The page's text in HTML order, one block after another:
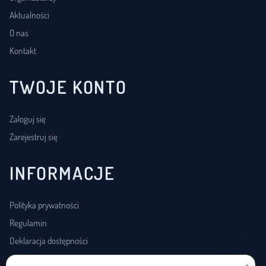
Aktualności
O nas
Kontakt
TWOJE KONTO
Zaloguj się
Zarejestruj się
INFORMACJE
Polityka prywatności
Regulamin
Deklaracja dostępności